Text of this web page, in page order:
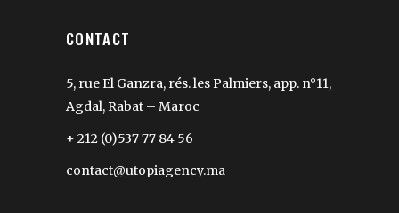
CONTACT
5, rue El Ganzra, rés. les Palmiers, app. n°11,
Agdal, Rabat – Maroc
+ 212 (0)537 77 84 56
contact@utopiagency.ma